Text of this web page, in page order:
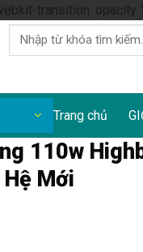
transition: opacity
Tìm
kiếm:
Trang chủ
110w
Mới